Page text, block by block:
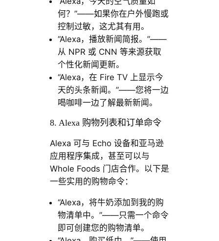
何？”——如果你在户外慢跑或
控制过敏，这尤其有用。
“Alexa，播放新闻简报。”——
从 NPR 或 CNN 等来源获取
个性化新闻更新。
“Alexa，在 Fire TV 上显示今
天的头条新闻。”——您将一边
喝咖啡一边了解最新新闻。
8. Alexa 购物列表和订单命令
Alexa 可与 Echo 设备和亚马逊
应用程序集成，甚至可以与
Whole Foods 门店合作。以下是
一些实用的购物命令：
“Alexa，将牛奶添加到我的购
物清单中。”——只需一个命令
即可创建您的购物清单。